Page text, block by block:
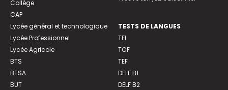
Collège
CAP
Lycée général et technologique
Lycée Professionnel
Lycée Agricole
BTS
BTSA
BUT
TESTS DE LANGUES
TFI
TCF
TEF
DELF B1
DELF B2